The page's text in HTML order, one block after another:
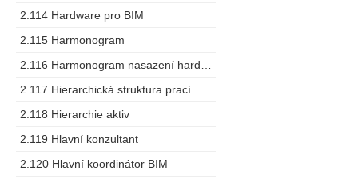
2.114 Hardware pro BIM
2.115 Harmonogram
2.117 Hierarchická struktura prací
2.118 Hierarchie aktiv
2.119 Hlavní konzultant
2.120 Hlavní koordinátor BIM